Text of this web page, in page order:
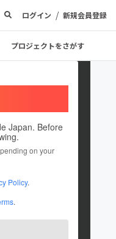
ログイン / 新規会員登録
プロジェクトをさがす
Japan. Before
on your
Policy.
.
を投稿しています